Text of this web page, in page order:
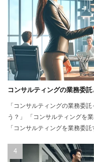
コンサルティングの業務委
「コンサルティングの業務委
う？」 「コンサルティングを
「コンサルティングを業務委